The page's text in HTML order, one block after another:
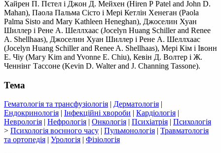
Хайрен П. Пєтел і Джон Д. Мейхен (Hiren Р Patel and John D.
Mahan), Паола Пальма Сісто і Мері Кетлін Хенеган (Paola
Palma Sisto and Mary Kathleen Heneghan), Джоселин Хуан
Шиллер і Рене А. Шеллхаас (Jocelyn Huang Schiller and Renee
A. Shellhaas), Джоселин Хуан Шиллер і Рене А. Шеллхаас
(Jocelyn Huang Schiller and Renee A. Shellhaas), Мері Кім і Івонн
Е. Чіу (Магу Kim and Yvonne Е. Chiu), Кевін Д. Волтер і Ж.
Ченнінг Тассоне (Kevin D. Walter and J. Channing Tassone).
Тема
Гематологія та трансфузіологія | Дерматологія |
Ендокринологія | Інфекційні хвороби | Кардіологія |
Неврологія | Нефрологія | Онкологія | Психіатрія | Психологія
> Психологія воєнного часу | Пульмонологія | Травматологія
та ортопедія | Урологія | Фізіологія